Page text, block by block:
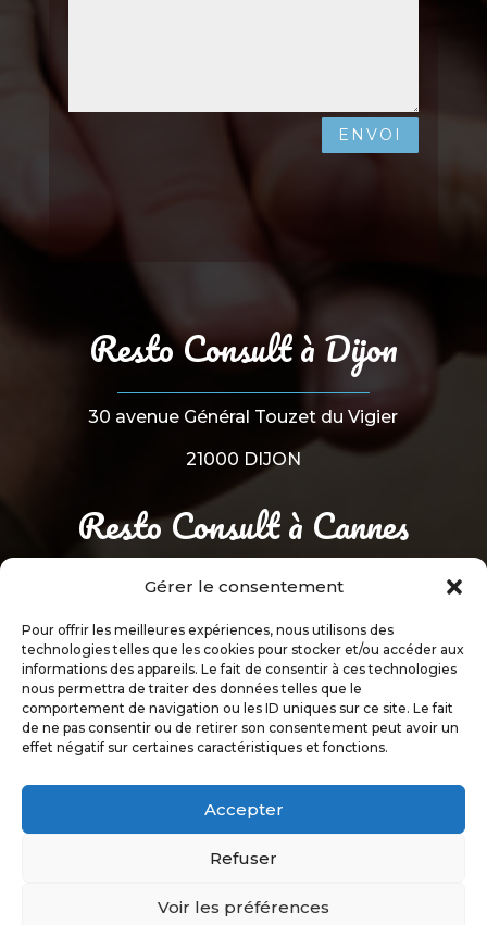
Gérer le consentement
Pour offrir les meilleures expériences, nous utilisons des
technologies telles que les cookies pour stocker et/ou accéder aux
informations des appareils. Le fait de consentir à ces technologies
nous permettra de traiter des données telles que le
comportement de navigation ou les ID uniques sur ce site. Le fait
de ne pas consentir ou de retirer son consentement peut avoir un
effet négatif sur certaines caractéristiques et fonctions.
Accepter
Refuser
Voir les préférences
ENVOI
Resto Consult à Dijon
30 avenue Général Touzet du Vigier
21000 DIJON
Resto Consult à Cannes
33 avenue Amiral Wester Wemyss
06150 CANNES
TABLEAU DE BORD
Conception site internet à Dijon –